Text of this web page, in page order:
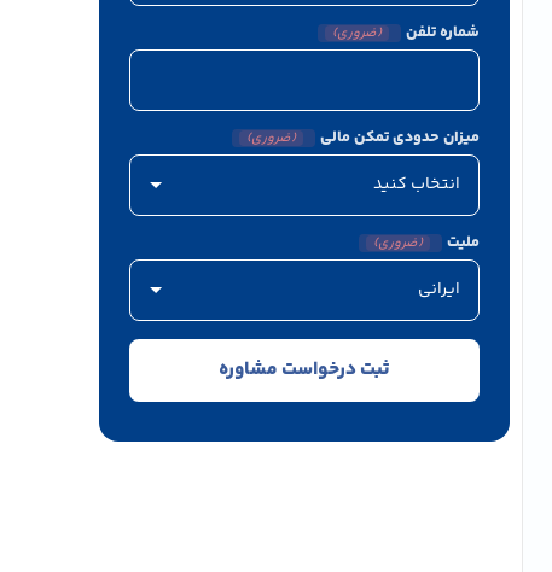
شماره تلفن (ضروری)
میزان حدودی تمکن مالی (ضروری)
ملیت (ضروری)